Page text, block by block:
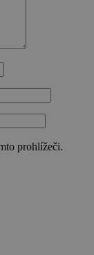
prohlížeči.